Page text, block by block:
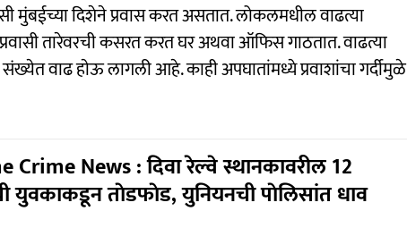
मुंबईच्या दिशेने प्रवास करत असतात. लोकलमधील वाढत्या
तारेवरची कसरत करत घर अथवा ऑफिस गाठतात. वाढत्या
वाढ हाेऊ लागली आहे. काही अपघातांमध्ये प्रवाशांचा गर्दीमुळे
Crime News : दिवा रेल्वे स्थानकावरील 12
युवकाकडून ताेडफाेड, युनियनची पाेलिसांत धाव